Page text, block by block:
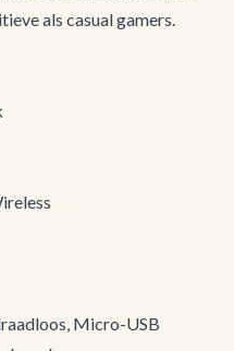
als casual gamers.
Micro-USB